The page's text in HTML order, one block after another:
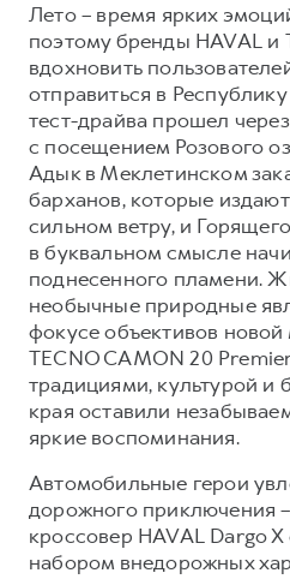
M6
от 2 049 000 ₽
DARGO
от 3 199 000 ₽
F7
от 2 899 000 ₽
ВЫБОР И ПОКУПКА
Автомобили в наличии
Конфигуратор HAVAL
Аксессуары HAVAL
Каталоги и прайс-листы
Программа «HAVAL
Тест-драйв
Трейд-ин
КРЕДИТ И
Кредитный калькулятор
Кредит
КОРПОРАТИВНЫМ
СЕРВИС
Все о сервисе
Запись на сервис
Моторное масло
Стоимость ТО
СЕРВИСНОЕ
Нулевое ТО
Программа «Помощь на
Регламенты
Электронный ПТС
ПОДДЕРЖКА
GWM Безопасность
СПЕЦПРЕДЛОЖЕНИЯ
Покупателям
Владельцам
БРЕНД HAVAL
О бренде
Новости
О GWM
ИНФОРМАЦИЯ О
О дилере
Наша команда
Контакты
Лето – время ярких
поэтому бренды HAVAL и
вдохновить
отправиться в
тест-драйва прошел
с посещением Розового
Адык в Меклетинском
барханов, которые
сильном ветру, и
в буквальном смысле
поднесенного пламени.
необычные природные
фокусе объективов
TECNO CAMON 20
традициями, культурой и
края оставили
яркие воспоминания.
Автомобильные герои
дорожного приключения
кроссовер HAVAL Dargo
набором внедорожных